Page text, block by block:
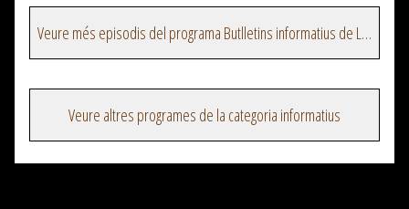
Veure més episodis del programa Butlletins informatius de La Xarxa
Veure altres programes de la categoria informatius